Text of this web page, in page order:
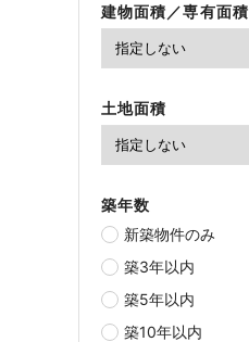
建物面積／専有面積
土地面積
築年数
新築物件のみ
築3年以内
築5年以内
築10年以内